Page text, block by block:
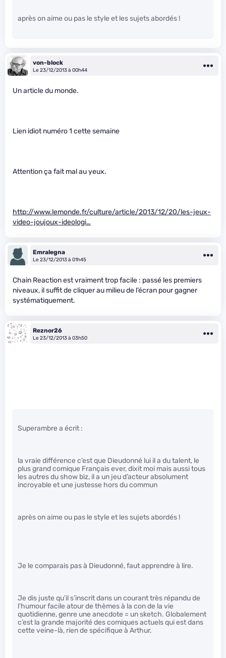
après on aime ou pas le style et les sujets abordés !
von-block
Le 23/12/2013 à 00h44
Un article du monde.
Lien idiot numéro 1 cette semaine
Attention ça fait mal au yeux.
http://www.lemonde.fr/culture/article/2013/12/20/les-jeux-
video-joujoux-ideologi…
Emralegna
Le 23/12/2013 à 01h45
Chain Reaction est vraiment trop facile : passé les premiers
niveaux, il suffit de cliquer au milieu de l’écran pour gagner
systématiquement.
Reznor26
Le 23/12/2013 à 03h50
Superambre a écrit :
la vraie différence c’est que Dieudonné lui il a du talent, le
plus grand comique Français ever, dixit moi mais aussi tous
les autres du show biz, il a un jeu d’acteur absolument
incroyable et une justesse hors du commun
après on aime ou pas le style et les sujets abordés !
Je le comparais pas à Dieudonné, faut apprendre à lire.
Je dis juste qu’il s’inscrit dans un courant très répandu de
l’humour facile atour de thèmes à la con de la vie
quotidienne, genre une anecdote = un sketch. Globalement
c’est la grande majorité des comiques actuels qui est dans
cette veine-là, rien de spécifique à Arthur.